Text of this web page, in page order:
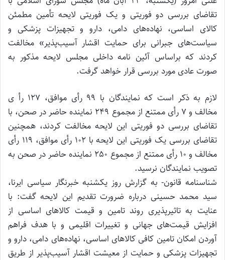
تقاضای بررسی دو فوریتی و یک فوریتی لایحه تأمین مطمئن
کالای اساسی، نهاده‌های دامی، دارو و تجهیزات پزشکی و
سیاست‌های جبرانی برای حمایت اقشار آسیب‌پذیر» مخالفت
کردند که براساس آئین نامه داخلی مجلس لایحه مذکور به
صورت عادی مورد بررسی قرار خواهد گرفت.
لازم به ذکر است که نمایندگان با 99 رأی موافق، 127 رأ ی
مخالف و 7 رأی ممتنع از مجموع 249 نماینده حاضر در صحن، با
تقاضای بررسی دو فوریتی این لایحه مخالفت کردند، همچنین
تقاضای بررسی یک فوریتی این لایحه با 102 رأی موافق، 119 رأی
مخالف و 10 رأی ممتنع از مجموع 250 نماینده حاضر در صحن به
تصویب نمایندگان نرسید.
شناسنامه قانون- به گزارش روز یکشنبه خبرنگار سیاسی ایرنا،
سید محمد حسینی درباره ضرورت تقدیم این لایحه گفت: با
عنایت به تاثیرپذیری روند تامین و قیمت کالاهای اساسی از
افزایش قیمت‌های جهانی و تغییرات اقلیمی و با هدف فراهم
آوردن امکان تامین کافی کالاهای اساسی، نهاده‌های دامی، دارو و
تجهیزات پزشکی و حمایت از معیشت اقشار آسیب‌پذیر از طریق